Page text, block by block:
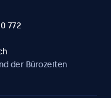
772
der Bürozeiten